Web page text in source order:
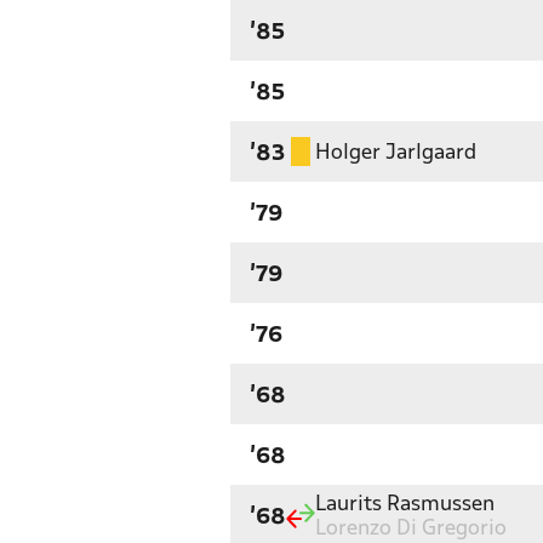
'85
'85
'83 Holger Jarlgaard
'79
'79
'76
'68
'68
'68
Laurits Rasmussen
Lorenzo Di Gregorio